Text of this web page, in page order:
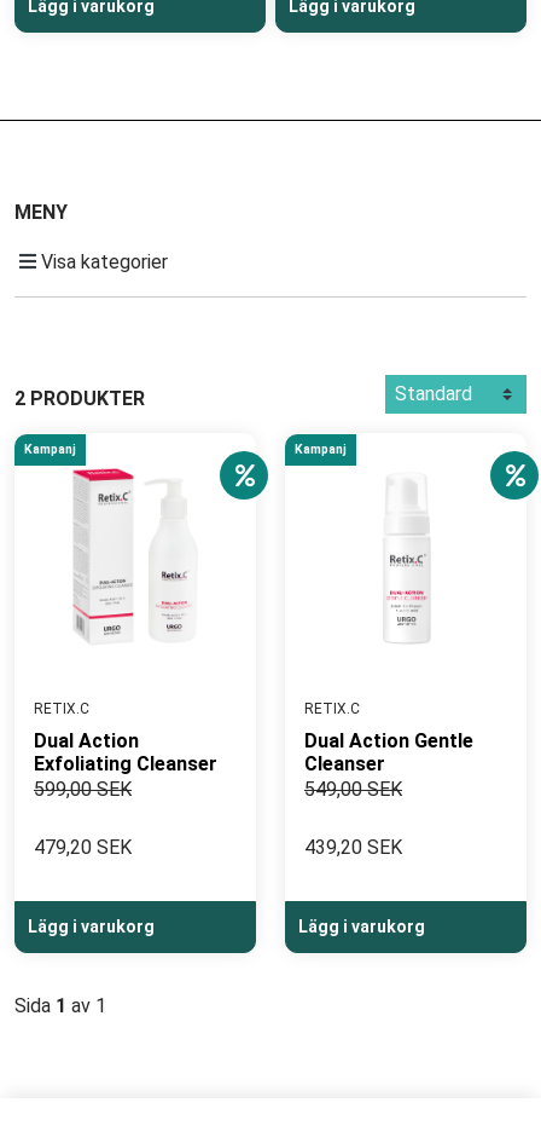
Lägg i varukorg Lägg i varukorg
MENY
Visa kategorier
2 PRODUKTER
Kampanj
RETIX.C
Dual Action
Exfoliating Cleanser
599,00 SEK
479,20 SEK
Lägg i varukorg
Kampanj
RETIX.C
Dual Action Gentle
Cleanser
549,00 SEK
439,20 SEK
Lägg i varukorg
Sida 1 av 1